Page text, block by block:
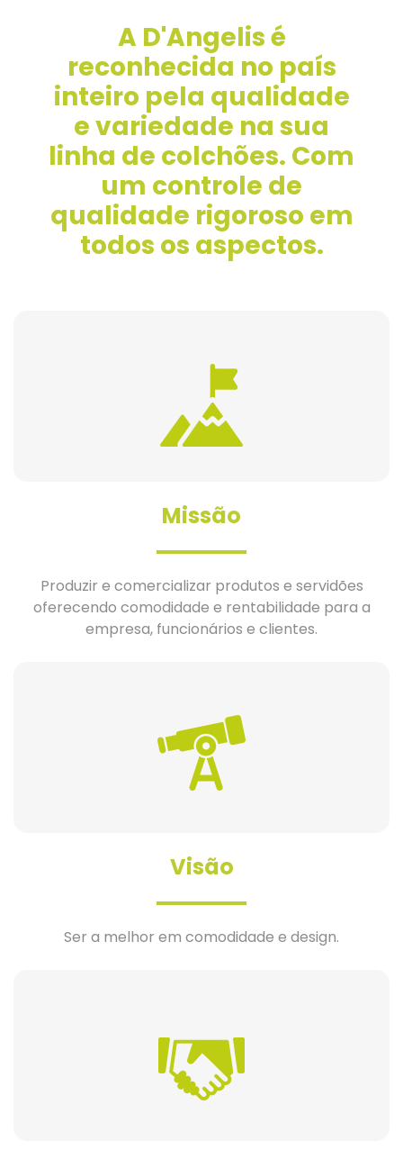
A D'Angelis é
reconhecida no país
inteiro pela qualidade
e variedade na sua
linha de colchões. Com
um controle de
qualidade rigoroso em
todos os aspectos.
Missão
Produzir e comercializar produtos e servidões
oferecendo comodidade e rentabilidade para a
empresa, funcionários e clientes.
Visão
Ser a melhor em comodidade e design.